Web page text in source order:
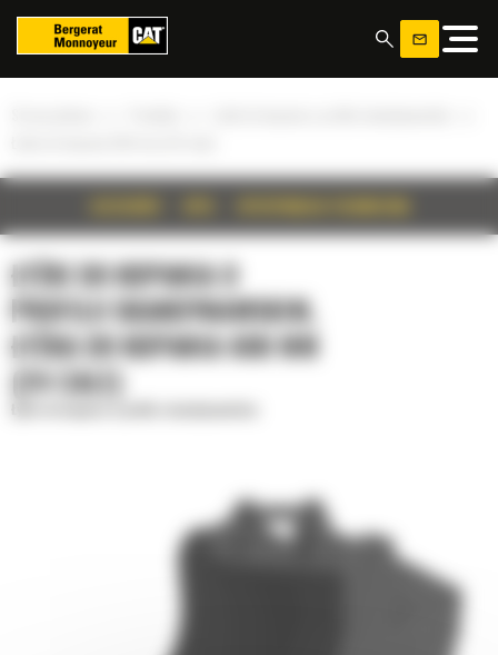
ŁYŻKI DO KOPANIA O
PROFILU SKANDYNAWSKIM,
ŁYŻKA DO KOPANIA 600 MM
(24 CALE)
Panel zarządzania plikami cookies